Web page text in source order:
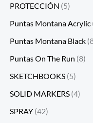
PROTECCIÓN (5)
Puntas Montana Acrylic
Puntas Montana Black
Puntas On The Run (8)
SKETCHBOOKS (5)
SOLID MARKERS (4)
SPRAY (42)